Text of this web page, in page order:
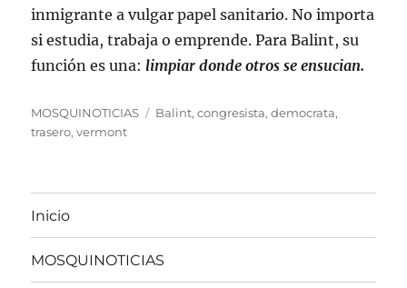
inmigrante a vulgar papel sanitario. No importa
si estudia, trabaja o emprende. Para Balint, su
función es una: limpiar donde otros se ensucian.
Categorías
MOSQUINOTICIAS Etiquetas
Balint,congresista,democrata,
trasero,vermont
Inicio
MOSQUINOTICIAS